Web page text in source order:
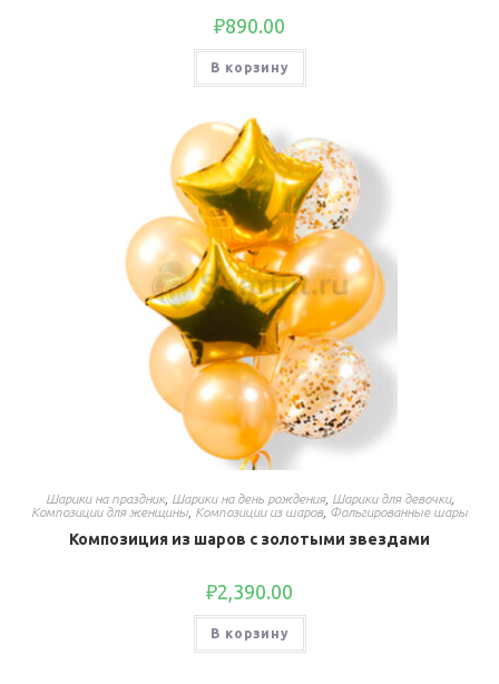
₽890.00
В корзину
Шарики на праздник, Шарики на день рождения, Шарики для девочки,
Композиции для женщины Композиции из шаров, Фольгированные шары
Композиция из шаров с золотыми звездами
₽2,390.00
В корзину